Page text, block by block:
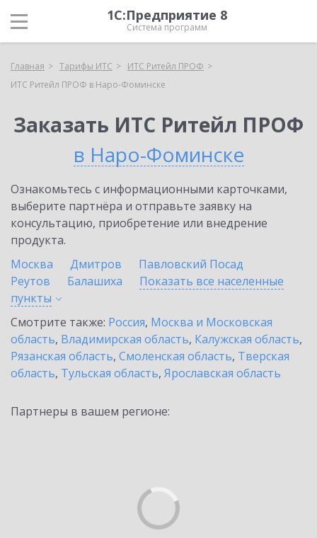
1С:Предприятие 8
Система программ
Главная Тарифы ИТС
ИТС Ритейл ПРОФ
ИТС Ритейл ПРОФ в Наро-Фоминске
Заказать ИТС Ритейл ПРОФ
в Наро-Фоминске
Ознакомьтесь с информационными карточками,
выберите партнёра и отправьте заявку на
консультацию, приобретение или внедрение
продукта.
Москва
Дмитров
Павловский Посад
Реутов
Балашиха
Показать все населенные
пункты
Смотрите также: Россия, Москва и Московская
область, Владимирская область, Калужская область,
Рязанская область, Смоленская область, Тверская
область, Тульская область, Ярославская область
Партнеры в вашем регионе: